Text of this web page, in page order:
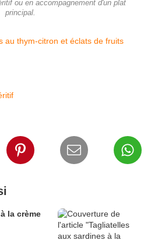
ou en accompagnement d'un plat
principal.